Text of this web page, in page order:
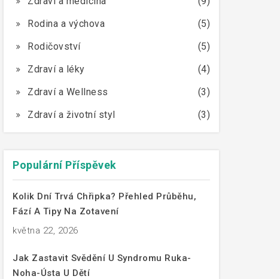
Rodina a výchova
(5)
Rodičovství
(5)
Zdraví a léky
(4)
Zdraví a Wellness
(3)
Zdraví a životní styl
(3)
Populární Příspěvek
Kolik Dní Trvá Chřipka? Přehled Průběhu,
Fází A Tipy Na Zotavení
května 22, 2026
Jak Zastavit Svědění U Syndromu Ruka-
Noha-Ústa U Dětí